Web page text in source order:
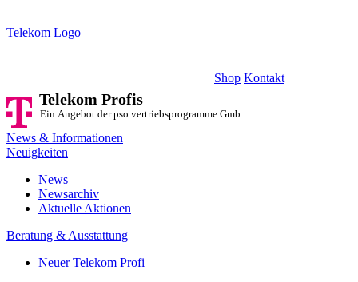
Telekom Logo
Shop Kontakt
Telekom Profis
Ein Angebot der pso vertriebsprogramme GmbH
News & Informationen
Neuigkeiten
News
Newsarchiv
Aktuelle Aktionen
Beratung & Ausstattung
Neuer Telekom Profi